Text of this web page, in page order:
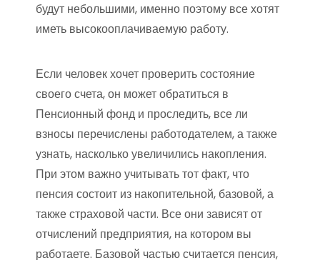
будут небольшими, именно поэтому все хотят
иметь высокооплачиваемую работу.
Если человек хочет проверить состояние
своего счета, он может обратиться в
Пенсионный фонд и проследить, все ли
взносы перечислены работодателем, а также
узнать, насколько увеличились накопления.
При этом важно учитывать тот факт, что
пенсия состоит из накопительной, базовой, а
также страховой части. Все они зависят от
отчислений предприятия, на котором вы
работаете. Базовой частью считается пенсия,